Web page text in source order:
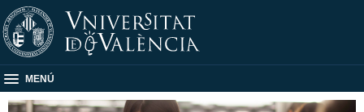
MENÚ